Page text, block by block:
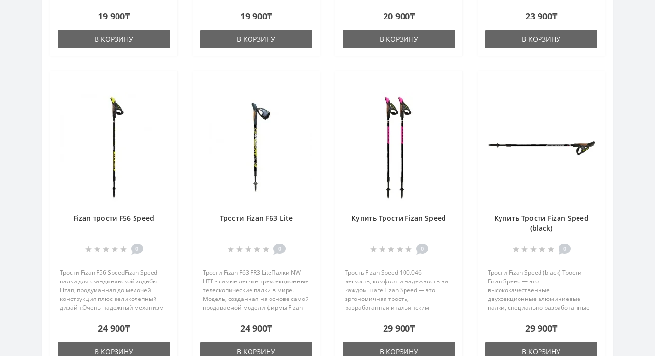
активно. Это очень надежные и
современные фонари, которые
прослужат до..
19 900₸
В КОРЗИНУ
продукта и Вес: 245 грВ собранном
виде длина палок 63 см. а
раздвигают..
19 900₸
В КОРЗИНУ
Качественные палки для треккинга –
это проверенные из..
20 900₸
В КОРЗИНУ
службы.Фиксирующий узел
способен выдерживать нагрузки
более 100 кг.Серия: E..
23 900₸
В КОРЗИНУ
Fizan трости F56 Speed
0
Трости Fizan F56 SpeedFizan Speed -
палки для скандинавской ходьбы
Fizan, продуманная до мелочей
конструкция плюс великолепный
дизайн.Очень надежный механизм
24 900₸
В КОРЗИНУ
Трости Fizan F63 Lite
0
Трости Fizan F63 FR3 LiteПалки NW
LITE - самые легкие трехсекционные
телескопические палки в мире.
Модель, созданная на основе самой
продаваемой модели фирмы Fizan -
тысяч километров в различных
экспедициях. О..24 900₸
В КОРЗИНУ
Купить Трости Fizan Speed
0
Трость Fizan Speed 100.046 —
легкость, комфорт и надежность на
каждом шаге Fizan Speed — это
эргономичная трость,
разработанная итальянским
устойчивости и комфорта при
ходьбе. Модель сочетает в себе
легкость, прочнос..
29 900₸
В КОРЗИНУ
Купить Трости Fizan Speed
(black)
0
Трости Fizan Speed (black) Трости
Fizan Speed — это
высококачественные
двухсекционные алюминиевые
палки, специально разработанные
сочетают в себе легкость, прочность
и эргономичный дизайн,
обеспечивая комфорт и эффе..
29 900₸
В КОРЗИНУ